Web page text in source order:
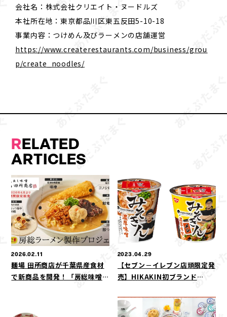
会社名：株式会社クリエイト・ヌードルズ
本社所在地：東京都品川区東五反田5-10-18
事業内容：つけめん及びラーメンの店舗運営
https://www.createrestaurants.com/business/grou
p/create_noodles/
RELATED
ARTICLES
2026.02.11
麺場 田所商店が千葉県産食材
で新商品を開発！「房総味噌ら
で登場
2023.04.29
【セブン－イレブン店頭限定発
売】HIKAKIN初ブランド
生！ラーメン愛を詰め込んだ
「みそきん」カップ麺＆カップ